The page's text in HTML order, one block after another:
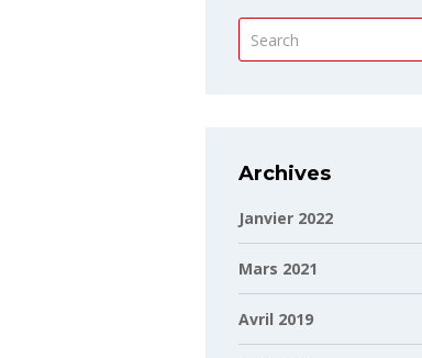
Archives
Janvier 2022
Mars 2021
Avril 2019